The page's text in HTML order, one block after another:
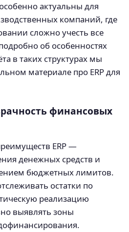
актуальны для
компаний, где
сложно учесть все
об особенностях
в таких структурах мы
материале про ERP для
финансовых
ERP —
денежных средств и
бюджетных лимитов.
остатки по
реализацию
выявлять зоны